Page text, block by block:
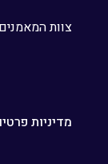
צוות
מדיניות